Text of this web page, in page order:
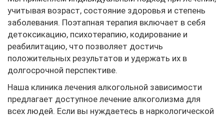
учитывая возраст, состояние здоровья и степень
заболевания. Поэтапная терапия включает в себя
детоксикацию, психотерапию, кодирование и
реабилитацию, что позволяет достичь
положительных результатов и удержать их в
долгосрочной перспективе.
Наша клиника лечения алкогольной зависимости
предлагает доступное лечение алкоголизма для
всех людей. Если вы нуждаетесь в наркологической